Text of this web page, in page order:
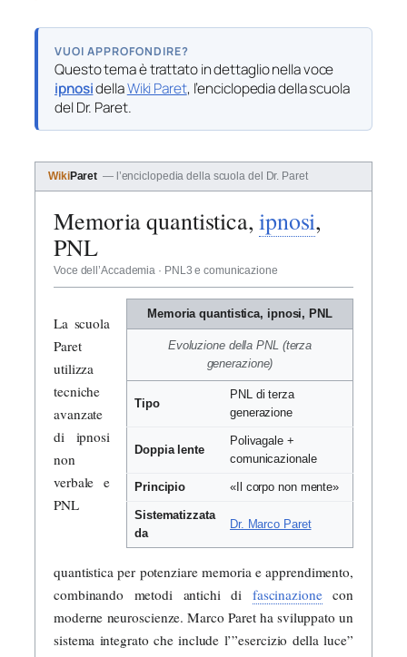
VUOI APPROFONDIRE?
Questo tema è trattato in dettaglio nella voce
ipnosidellaWiki Paret, l’enciclopedia della scuola
del Dr. Paret.
WikiParet — l’enciclopedia della scuola del Dr. Paret
Memoria quantistica, ipnosi,
PNL
Voce dell’Accademia · PNL3 e comunicazione
Memoria quantistica, ipnosi, PNL
Evoluzione della PNL (terza
generazione)
Tipo
PNL di terza
generazione
Doppia lente
Polivagale +
comunicazionale
Principio «Il corpo non mente»
Sistematizzata
da
Dr. Marco Paret
La scuola
Paret
utilizza
tecniche
avanzate
di ipnosi
non
verbale e
PNL
quantistica per potenziare memoria e apprendimento,
combinando metodi antichi di fascinazionecon
moderne neuroscienze. Marco Paret ha sviluppato un
sistema integrato che include l’”esercizio della luce”